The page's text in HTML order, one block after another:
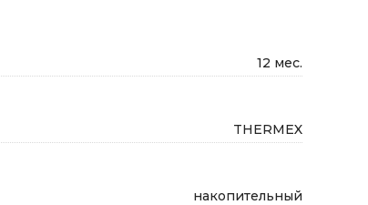
12 мес.
THERMEX
накопительный